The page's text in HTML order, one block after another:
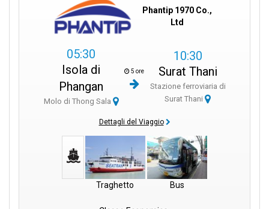
vita marina affascinante diKoh Tao
ogni viaggio è un'opportunità per creare ricordi preziosi. Ci
assicuriamo che il tuo viaggio in traghetto sia sicuro, di alta qualità
e pieno di sorrisi. Affidati a Phantip Travel come tuo partner per
creare grandi avventure.
Phantip 1970 Co.,
Ltd
05:30
Isola di
Phangan
Molo di Thong Sala
5 ore
10:30
Surat Thani
Stazione ferroviaria di
Surat Thani
Dettagli del Viaggio
Traghetto Bus